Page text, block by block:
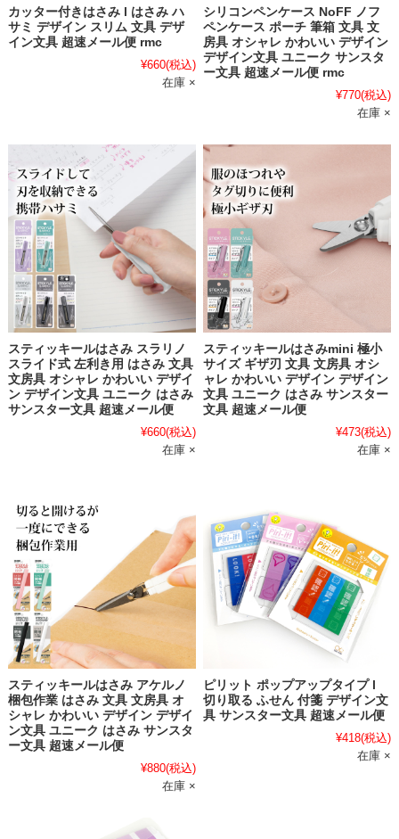
カッター付きはさみ l はさみ ハ
サミ デザイン スリム 文具 デザ
イン文具 超速メール便 rmc
¥660(税込)
在庫 ×
シリコンペンケース NoFF ノフ
ペンケース ポーチ 筆箱 文具 文
房具 オシャレ かわいい デザイン
デザイン文具 ユニーク サンスタ
ー文具 超速メール便 rmc
¥770(税込)
在庫 ×
スティッキールはさみ スラリノ
スライド式 左利き用 はさみ 文具
文房具 オシャレ かわいい デザイ
ン デザイン文具 ユニーク はさみ
サンスター文具 超速メール便
¥660(税込)
在庫 ×
スティッキールはさみmini 極小
サイズ ギザ刃 文具 文房具 オシ
ャレ かわいい デザイン デザイン
文具 ユニーク はさみ サンスター
文具 超速メール便
¥473(税込)
在庫 ×
スティッキールはさみ アケルノ
梱包作業 はさみ 文具 文房具 オ
シャレ かわいい デザイン デザイ
ン文具 ユニーク はさみ サンスタ
ー文具 超速メール便
¥880(税込)
在庫 ×
ピリット ポップアップタイプ l
切り取る ふせん 付箋 デザイン文
具 サンスター文具 超速メール便
¥418(税込)
在庫 ×